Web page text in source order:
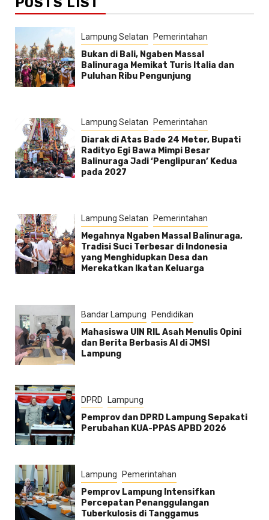
Lampung Selatan Pemerintahan
Bukan di Bali, Ngaben Massal
Balinuraga Memikat Turis Italia dan
Puluhan Ribu Pengunjung
Lampung Selatan Pemerintahan
Diarak di Atas Bade 24 Meter, Bupati
Radityo Egi Bawa Mimpi Besar
Balinuraga Jadi ‘Penglipuran’ Kedua
pada 2027
Lampung Selatan Pemerintahan
Megahnya Ngaben Massal Balinuraga,
Tradisi Suci Terbesar di Indonesia
yang Menghidupkan Desa dan
Merekatkan Ikatan Keluarga
Bandar Lampung Pendidikan
Mahasiswa UIN RIL Asah Menulis Opini
dan Berita Berbasis AI di JMSI
Lampung
DPRD Lampung
Pemprov dan DPRD Lampung Sepakati
Perubahan KUA-PPAS APBD 2026
Lampung Pemerintahan
Pemprov Lampung Intensifkan
Percepatan Penanggulangan
Tuberkulosis di Tanggamus